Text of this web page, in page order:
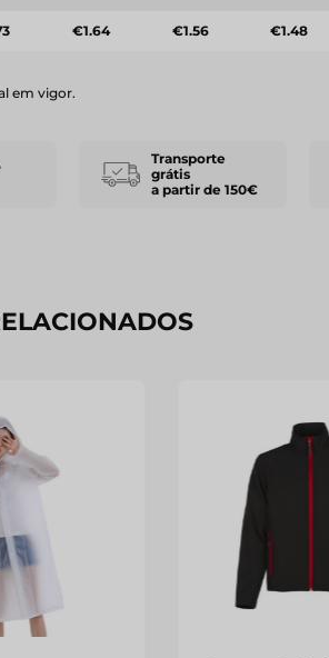
€1.64 €1.56 €1.48
em vigor.
Transporte
grátis
a partir de 150€